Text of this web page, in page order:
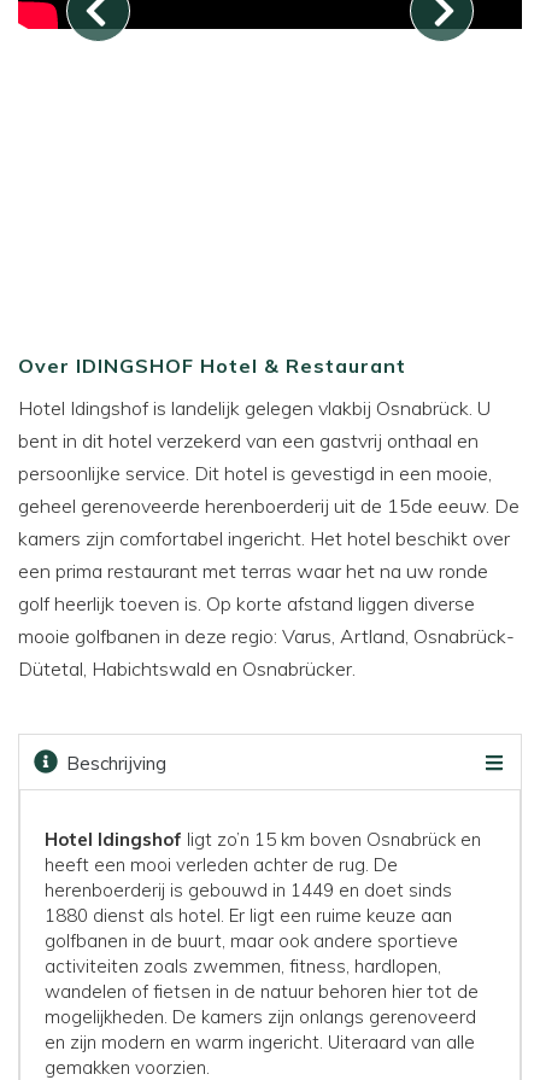
Over IDINGSHOF Hotel & Restaurant
Hotel Idingshof is landelijk gelegen vlakbij Osnabrück. U
bent in dit hotel verzekerd van een gastvrij onthaal en
persoonlijke service. Dit hotel is gevestigd in een mooie,
geheel gerenoveerde herenboerderij uit de 15de eeuw. De
kamers zijn comfortabel ingericht. Het hotel beschikt over
een prima restaurant met terras waar het na uw ronde
golf heerlijk toeven is. Op korte afstand liggen diverse
mooie golfbanen in deze regio: Varus, Artland, Osnabrück-
Dütetal, Habichtswald en Osnabrücker.
Beschrijving
Hotel Idingshof ligt zo’n 15 km boven Osnabrück en
heeft een mooi verleden achter de rug. De
herenboerderij is gebouwd in 1449 en doet sinds
1880 dienst als hotel. Er ligt een ruime keuze aan
golfbanen in de buurt, maar ook andere sportieve
activiteiten zoals zwemmen, fitness, hardlopen,
wandelen of fietsen in de natuur behoren hier tot de
mogelijkheden. De kamers zijn onlangs gerenoveerd
en zijn modern en warm ingericht. Uiteraard van alle
gemakken voorzien.